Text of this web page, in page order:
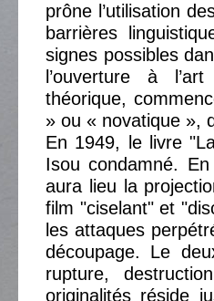
prône l’utilisation
barrières
signes possibles
l’ouverture à
théorique,
» ou « novatique »,
En 1949, le livre
Isou condamné.
aura lieu la
film "ciselant" et
les attaques
découpage. Le
rupture,
originalités réside